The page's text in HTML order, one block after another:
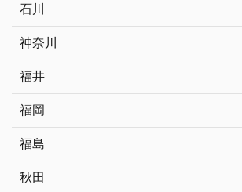
石川
神奈川
福井
福岡
福島
秋田